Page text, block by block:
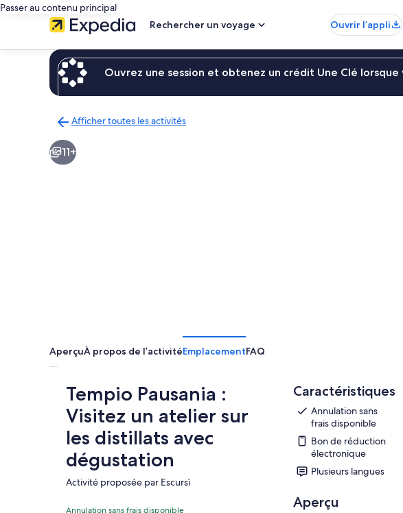
Passer au contenu principal
Rechercher un voyage
Ouvrir l’appli
Ouvrez une session et obtenez un crédit Une Clé
Afficher toutes les activités
à
la
11+
AperçuÀ propos de l’activitéEmplacementFAQ
Tempio Pausania :
Visitez un atelier sur
les distillats avec
dégustation
Activité proposée par Escursì
Annulation sans frais disponible
Caractéristiques
Annulation sans
frais disponible
Bon de réduction
électronique
Plusieurs langues
Aperçu